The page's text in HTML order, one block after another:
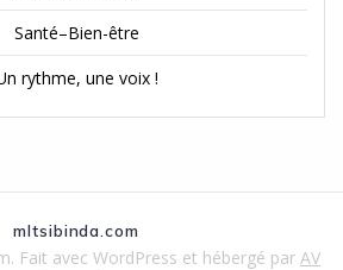
Santé–Bien-être
rythme, une voix !
mltsibinda.com
Fait avec WordPress et hébergé par AV